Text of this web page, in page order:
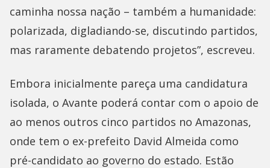
caminha nossa nação – também a humanidade:
polarizada, digladiando-se, discutindo partidos,
mas raramente debatendo projetos”, escreveu.
Embora inicialmente pareça uma candidatura
isolada, o Avante poderá contar com o apoio de
ao menos outros cinco partidos no Amazonas,
onde tem o ex-prefeito David Almeida como
pré-candidato ao governo do estado. Estão